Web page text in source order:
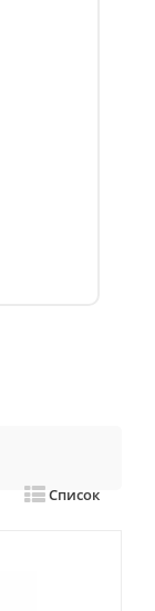
Список